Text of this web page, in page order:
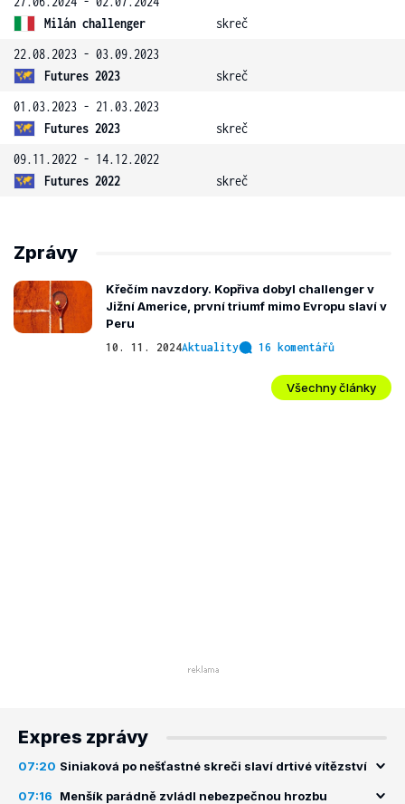
Milán challenger
skreč
22.08.2023 - 03.09.2023
Futures 2023
skreč
01.03.2023 - 21.03.2023
Futures 2023
skreč
09.11.2022 - 14.12.2022
Futures 2022
skreč
Zprávy
Křečím navzdory. Kopřiva dobyl challenger v
Jižní Americe, první triumf mimo Evropu slaví v
Peru
10. 11. 2024Aktuality 16 komentářů
Všechny články
Expres zprávy
07:20 Siniaková po nešťastné skreči slaví drtivé vítězství
07:16 Menšík parádně zvládl nebezpečnou hrozbu